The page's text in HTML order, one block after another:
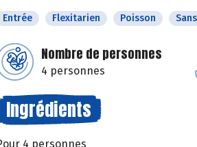
Entrée Flexitarien Poisson
Nombre de personnes
4 personnes
Ingrédients
4 personnes